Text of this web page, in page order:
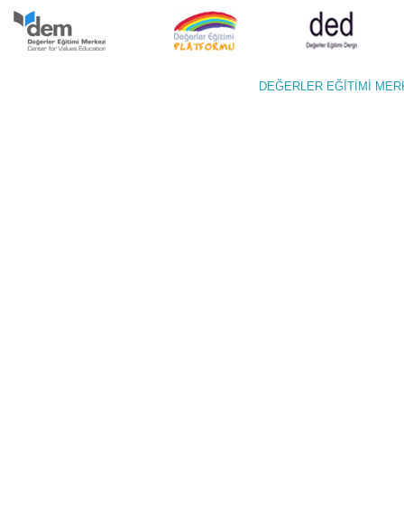
DEĞERLER EĞİTİMİ